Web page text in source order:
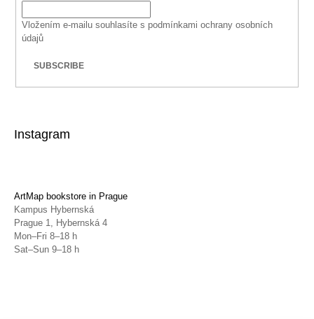
Vložením e-mailu souhlasíte s podmínkami ochrany osobních
údajů
SUBSCRIBE
Instagram
ArtMap bookstore in Prague
Kampus Hybernská
Prague 1, Hybernská 4
Mon–Fri 8–18 h
Sat–Sun 9–18 h